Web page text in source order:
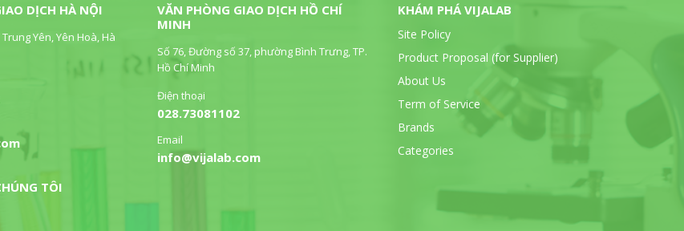
DỊCH HÀ NỘI
Trung Yên, Yên Hoà, Hà
VĂN PHÒNG GIAO DỊCH HỒ CHÍ
MINH
Số 76, Đường số 37, phường Bình Trưng, TP.
Hồ Chí Minh
Điện thoại
028.73081102
Email
info@vijalab.com
KHÁM PHÁ VIJALAB
Site Policy
Product Proposal (for Supplier)
About Us
Term of Service
Brands
Categories
TÔI